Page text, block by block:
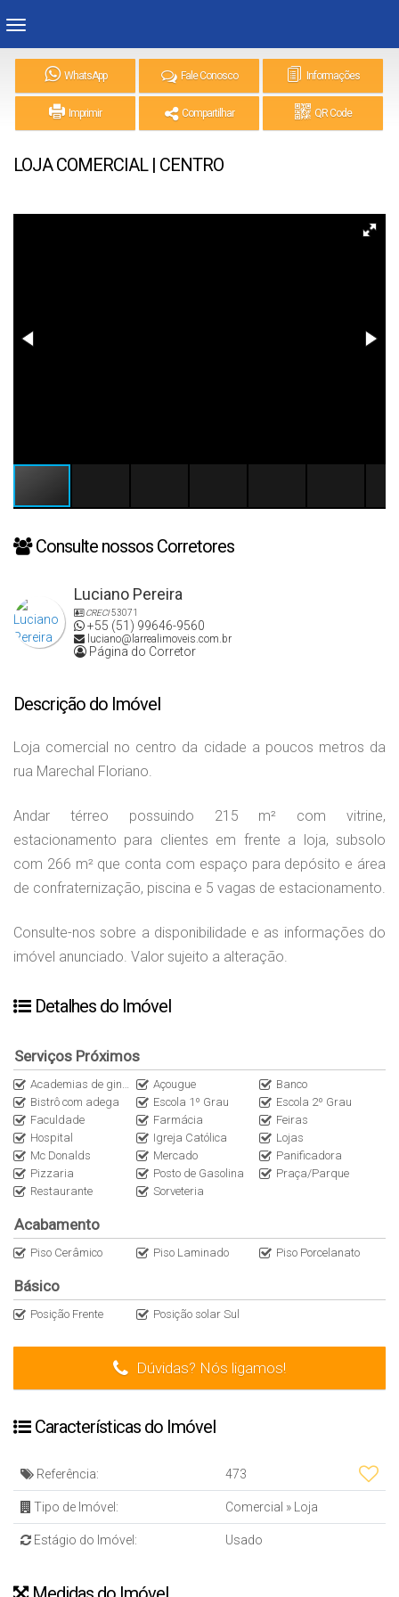
WhatsApp Fale Conosco Informações
Imprimir Compartilhar QR Code
LOJA COMERCIAL | CENTRO
Consulte nossos Corretores
Luciano Pereira
CRECI53071
+55 (51) 99646-9560
luciano@larrealimoveis.com.br
Página do Corretor
Descrição do Imóvel
Loja comercial no centro da cidade a poucos metros da
rua Marechal Floriano.
Andar térreo possuindo 215 m² com vitrine,
estacionamento para clientes em frente a loja, subsolo
com 266 m² que conta com espaço para depósito e área
de confraternização, piscina e 5 vagas de estacionamento.
Consulte-nos sobre a disponibilidade e as informações do
imóvel anunciado. Valor sujeito a alteração.
Detalhes do Imóvel
Serviços Próximos
Academias de ginástica Açougue
Banco
Bistrô com adega
Escola 1º Grau
Escola 2º Grau
Faculdade
Farmácia
Feiras
Hospital
Igreja Católica
Lojas
Mc Donalds
Mercado
Panificadora
Pizzaria
Posto de Gasolina
Praça/Parque
Restaurante
Sorveteria
Acabamento
Piso Cerâmico Piso Laminado Piso Porcelanato
Básico
Posição Frente Posição solar Sul
Dúvidas? Nós ligamos!
Características do Imóvel
Referência: 473
Tipo de Imóvel: Comercial » Loja
Estágio do Imóvel: Usado